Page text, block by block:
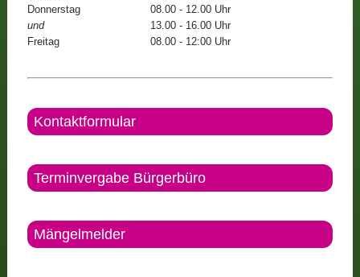
Donnerstag
08.00 - 12.00 Uhr
und
13.00 - 16.00 Uhr
Freitag
08.00 - 12:00 Uhr
Kontaktformular
Terminvergabe Bürgerbüro
Mängelmelder